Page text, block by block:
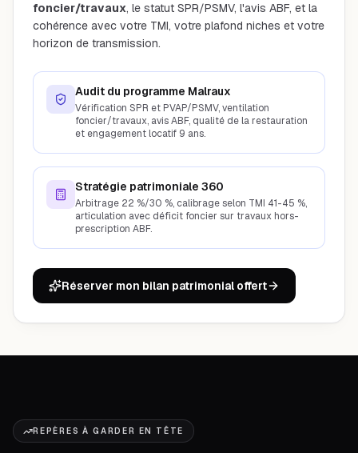
foncier/travaux, le statut SPR/PSMV, l'avis ABF, et la
cohérence avec votre TMI, votre plafond niches et votre
horizon de transmission.
Audit du programme Malraux
Vérification SPR et PVAP/PSMV, ventilation
foncier/travaux, avis ABF, qualité de la restauration
et engagement locatif 9 ans.
Stratégie patrimoniale 360
Arbitrage 22 %/30 %, calibrage selon TMI 41-45 %,
articulation avec déficit foncier sur travaux hors-
prescription ABF.
Réserver mon bilan patrimonial offert
REPÈRES À GARDER EN TÊTE